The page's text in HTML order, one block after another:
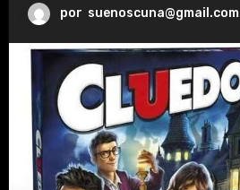
por suenoscuna@gmail.com